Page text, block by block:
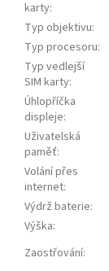
karty:
Typ objektivu:
Typ procesoru:
Typ vedlejší
SIM karty:
Úhlopříčka
displeje:
Uživatelská
paměť:
Volání přes
internet:
Výdrž baterie:
Výška:
Zaostřování: